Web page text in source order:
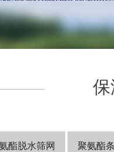
酯脱水筛网 聚氨酯